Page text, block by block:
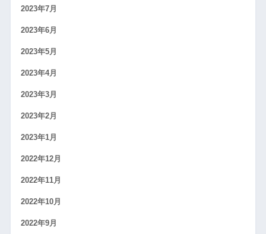
2023年7月
2023年6月
2023年5月
2023年4月
2023年3月
2023年2月
2023年1月
2022年12月
2022年11月
2022年10月
2022年9月